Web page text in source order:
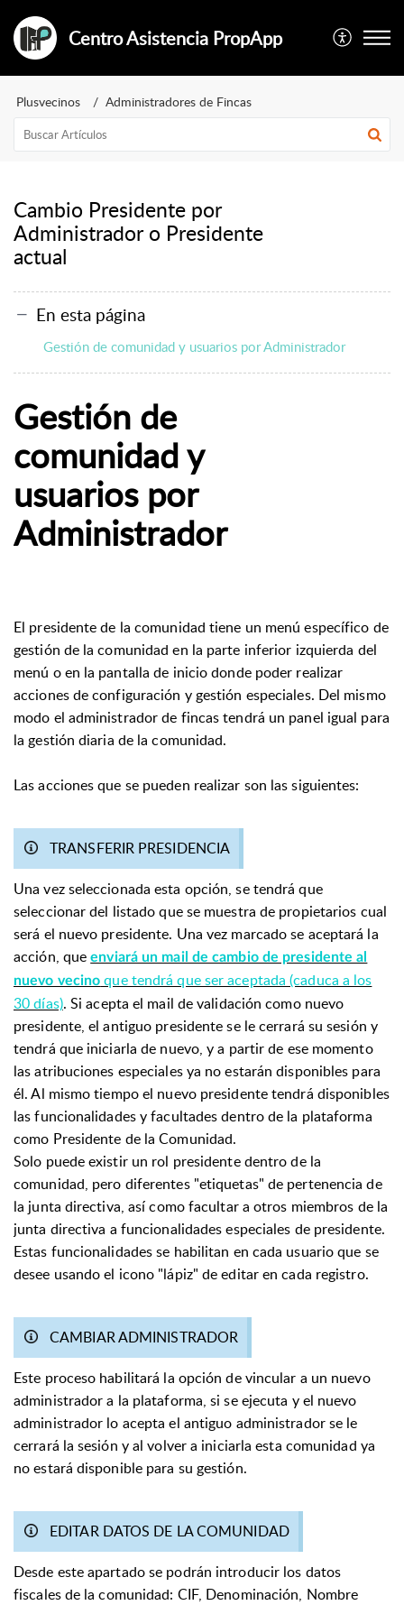
Centro Asistencia PropApp
Plusvecinos Administradores de Fincas
Cambio Presidente por
Administrador o Presidente
actual
En esta página
Gestión de comunidad y usuarios por Administrador
Gestión de
comunidad y
usuarios por
Administrador
El presidente de la comunidad tiene un menú específico de
gestión de la comunidad en la parte inferior izquierda del
menú o en la pantalla de inicio donde poder realizar
acciones de configuración y gestión especiales. Del mismo
modo el administrador de fincas tendrá un panel igual para
la gestión diaria de la comunidad.
Las acciones que se pueden realizar son las siguientes:
TRANSFERIR PRESIDENCIA
Una vez seleccionada esta opción, se tendrá que
seleccionar del listado que se muestra de propietarios cual
será el nuevo presidente. Una vez marcado se aceptará la
acción, queenviará un mail de cambio de presidente al
nuevo vecino que tendrá que ser aceptada (caduca a los
30 días). Si acepta el mail de validación como nuevo
presidente, el antiguo presidente se le cerrará su sesión y
tendrá que iniciarla de nuevo, y a partir de ese momento
las atribuciones especiales ya no estarán disponibles para
él. Al mismo tiempo el nuevo presidente tendrá disponibles
las funcionalidades y facultades dentro de la plataforma
como Presidente de la Comunidad.
Solo puede existir un rol presidente dentro de la
comunidad, pero diferentes "etiquetas" de pertenencia de
la junta directiva, así como facultar a otros miembros de la
junta directiva a funcionalidades especiales de presidente.
Estas funcionalidades se habilitan en cada usuario que se
desee usando el icono "lápiz" de editar en cada registro.
CAMBIAR ADMINISTRADOR
Este proceso habilitará la opción de vincular a un nuevo
administrador a la plataforma, si se ejecuta y el nuevo
administrador lo acepta el antiguo administrador se le
cerrará la sesión y al volver a iniciarla esta comunidad ya
no estará disponible para su gestión.
EDITAR DATOS DE LA COMUNIDAD
Desde este apartado se podrán introducir los datos
fiscales de la comunidad: CIF, Denominación, Nombre